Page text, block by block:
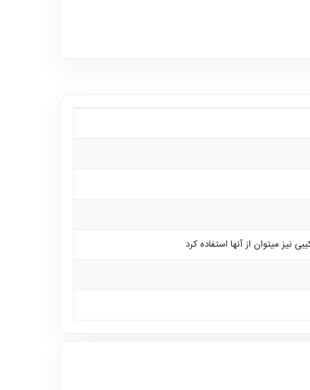
میتوان از آنها استفاده کرد